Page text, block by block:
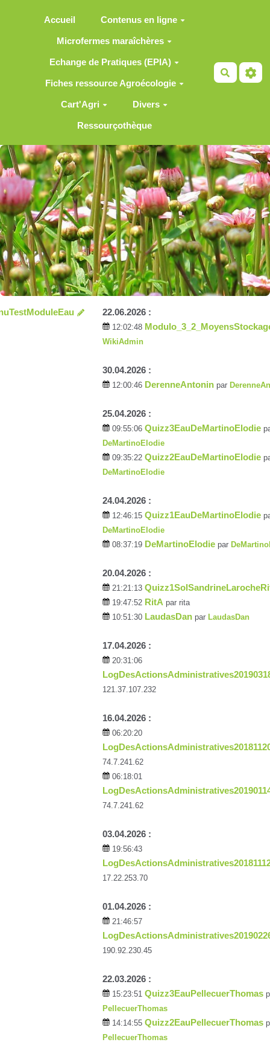
Accueil Contenus en ligne
Microfermes maraîchères
Echange de Pratiques (EPIA)
Fiches ressource Agroécologie
Cart'Agri Divers
Ressourçothèque
22.06.2026 :
12:02:48
WikiAdmin
30.04.2026 :
12:00:46 DerenneAntonin par
25.04.2026 :
09:55:06 Quizz3EauDeMartinoElodie
DeMartinoElodie
09:35:22 Quizz2EauDeMartinoElodie
DeMartinoElodie
24.04.2026 :
12:46:15 Quizz1EauDeMartinoElodie
DeMartinoElodie
08:37:19 DeMartinoElodie par
20.04.2026 :
21:21:13
19:47:52 RitA par rita
10:51:30 LaudasDan par LaudasDan
17.04.2026 :
20:31:06
121.37.107.232
16.04.2026 :
06:20:20
74.7.241.62
06:18:01
74.7.241.62
03.04.2026 :
19:56:43
17.22.253.70
01.04.2026 :
21:46:57
190.92.230.45
22.03.2026 :
15:23:51 Quizz3EauPellecuerThomas
PellecuerThomas
14:14:55 Quizz2EauPellecuerThomas
PellecuerThomas